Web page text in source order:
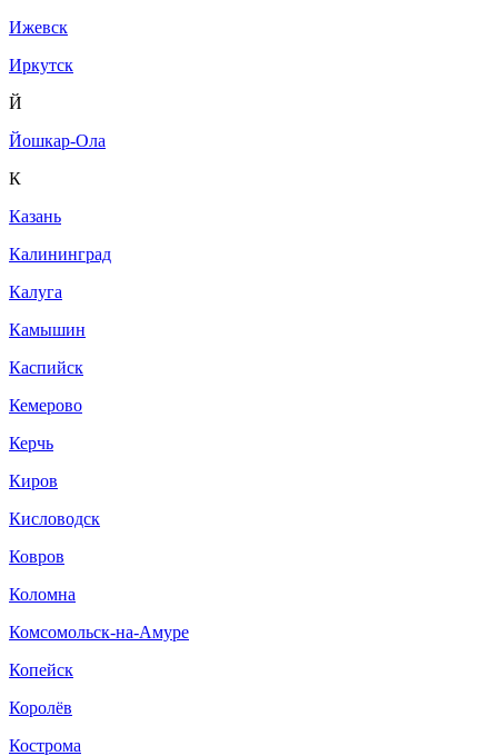
Ижевск
Иркутск
Й
Йошкар-Ола
К
Казань
Калининград
Калуга
Камышин
Каспийск
Кемерово
Керчь
Киров
Кисловодск
Ковров
Коломна
Комсомольск-на-Амуре
Копейск
Королёв
Кострома